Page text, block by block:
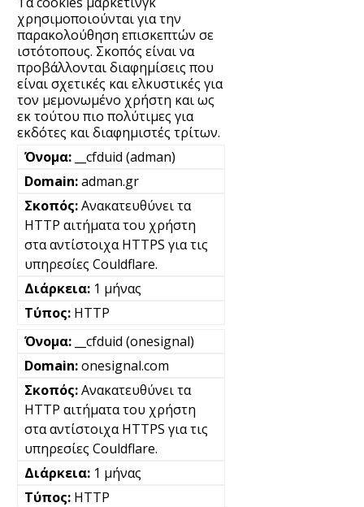
χρησιμοποιούνται για την
παρακολούθηση επισκεπτών σε
ιστότοπους. Σκοπός είναι να
προβάλλονται διαφημίσεις που
είναι σχετικές και ελκυστικές για
τον μεμονωμένο χρήστη και ως
εκ τούτου πιο πολύτιμες για
εκδότες και διαφημιστές τρίτων.
__cfduid (adman)
adman.gr
Ανακατευθύνει τα
HTTP αιτήματα του χρήστη
στα αντίστοιχα HTTPS για τις
υπηρεσίες Couldflare.
1 μήνας
HTTP
__cfduid (onesignal)
onesignal.com
Ανακατευθύνει τα
HTTP αιτήματα του χρήστη
στα αντίστοιχα HTTPS για τις
υπηρεσίες Couldflare.
1 μήνας
HTTP